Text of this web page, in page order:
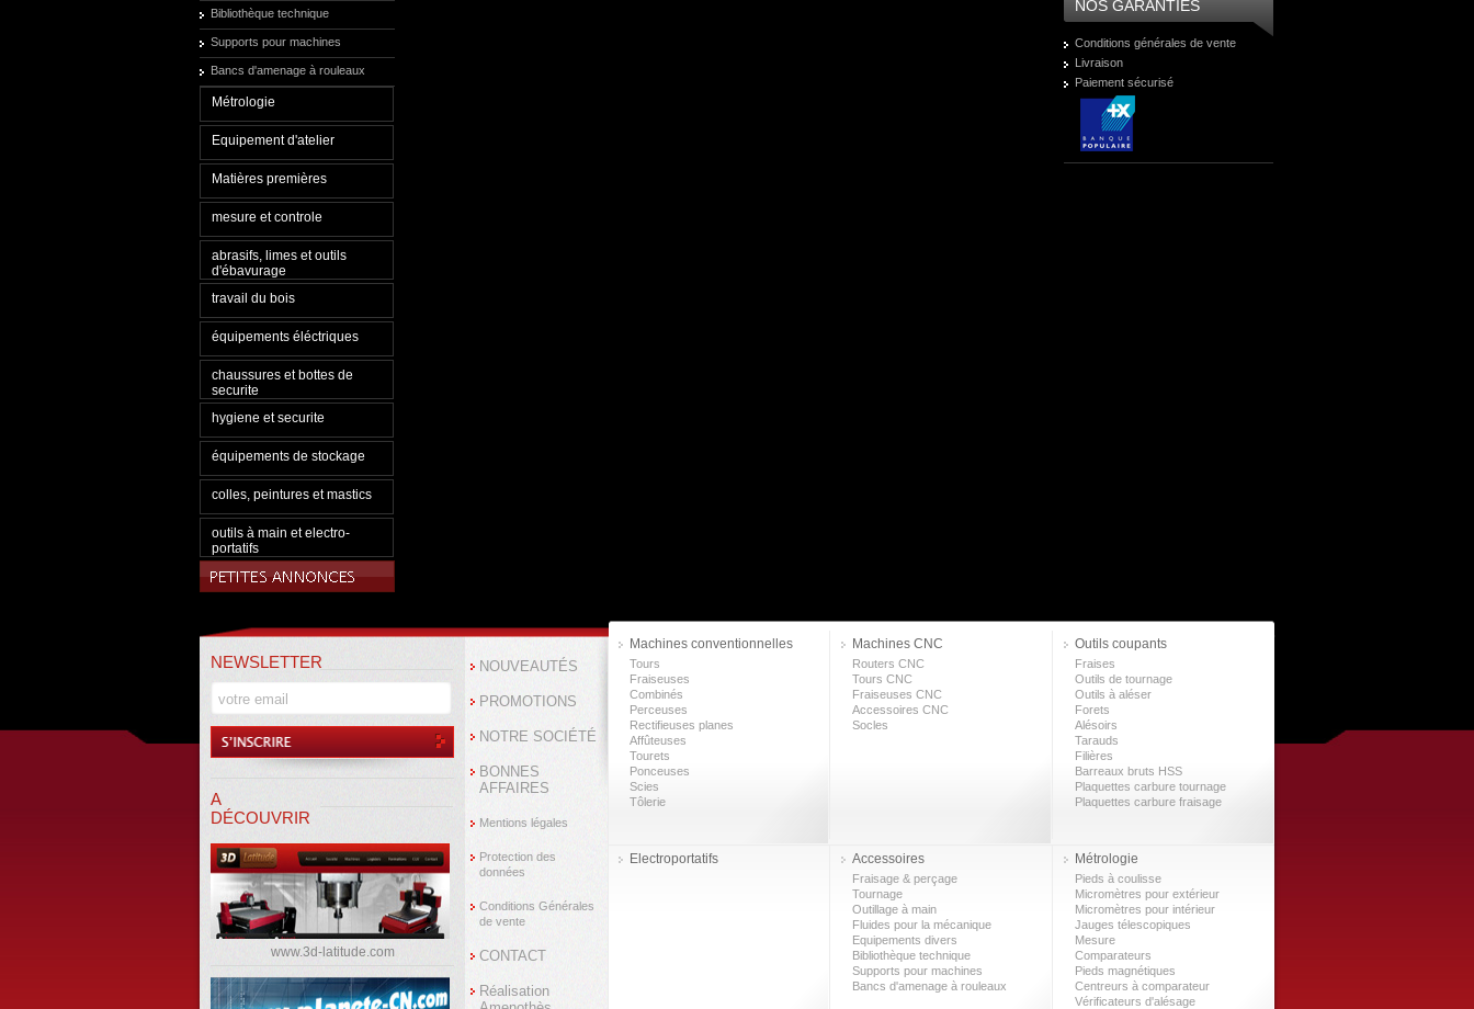
Bibliothèque technique
Supports pour machines
Bancs d'amenage à rouleaux
Métrologie
Equipement d'atelier
Matières premières
mesure et controle
abrasifs, limes et outils
d'ébavurage
travail du bois
équipements éléctriques
chaussures et bottes de
securite
hygiene et securite
équipements de stockage
colles, peintures et mastics
outils à main et electro-
portatifs
NOS GARANTIES
Conditions générales de vente
Livraison
Paiement sécurisé
NEWSLETTER
A
DÉCOUVRIR
www.3d-latitude.com
NOUVEAUTÉS
PROMOTIONS
NOTRE SOCIÉTÉ
BONNES
AFFAIRES
Mentions légales
Protection des
données
Conditions Générales
de vente
CONTACT
Réalisation
Machines conventionnelles
Tours
Fraiseuses
Combinés
Perceuses
Rectifieuses planes
Affûteuses
Tourets
Ponceuses
Scies
Tôlerie
Machines CNC
Routers CNC
Tours CNC
Fraiseuses CNC
Accessoires CNC
Socles
Outils coupants
Fraises
Outils de tournage
Outils à aléser
Forets
Alésoirs
Tarauds
Filières
Barreaux bruts HSS
Plaquettes carbure tournage
Plaquettes carbure fraisage
Electroportatifs Accessoires
Fraisage & perçage
Tournage
Outillage à main
Fluides pour la mécanique
Equipements divers
Bibliothèque technique
Supports pour machines
Bancs d'amenage à rouleaux
Métrologie
Pieds à coulisse
Micromètres pour extérieur
Micromètres pour intérieur
Jauges télescopiques
Mesure
Comparateurs
Pieds magnétiques
Centreurs à comparateur
Vérificateurs d'alésage